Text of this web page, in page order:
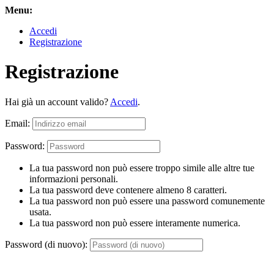
Menu:
Accedi
Registrazione
Registrazione
Hai già un account valido? Accedi.
Email:
Password:
La tua password non può essere troppo simile alle altre tue
informazioni personali.
La tua password deve contenere almeno 8 caratteri.
La tua password non può essere una password comunemente
usata.
La tua password non può essere interamente numerica.
Password (di nuovo):